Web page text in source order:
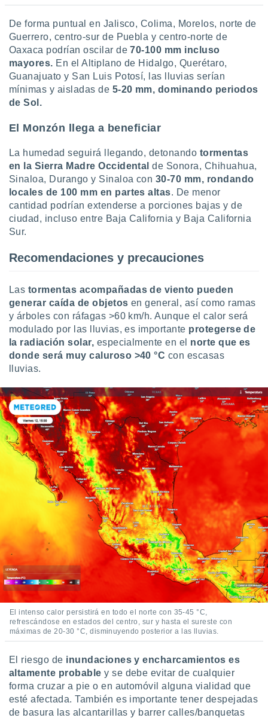
De forma puntual en Jalisco, Colima, Morelos, norte de
Guerrero, centro-sur de Puebla y centro-norte de
Oaxaca podrían oscilar de 70-100 mm incluso
mayores. En el Altiplano de Hidalgo, Querétaro,
Guanajuato y San Luis Potosí, las lluvias serían
mínimas y aisladas de 5-20 mm, dominando periodos
de Sol.
El Monzón llega a beneficiar
La humedad seguirá llegando, detonando tormentas
en la Sierra Madre Occidental de Sonora, Chihuahua,
Sinaloa, Durango y Sinaloa con 30-70 mm, rondando
locales de 100 mm en partes altas. De menor
cantidad podrían extenderse a porciones bajas y de
ciudad, incluso entre Baja California y Baja California
Sur.
Recomendaciones y precauciones
Las tormentas acompañadas de viento pueden
generar caída de objetos en general, así como ramas
y árboles con ráfagas >60 km/h. Aunque el calor será
modulado por las lluvias, es importante protegerse de
la radiación solar, especialmente en el norte que es
donde será muy caluroso >40 °C con escasas
lluvias.
El intenso calor persistirá en todo el norte con 35-45 °C,
refrescándose en estados del centro, sur y hasta el sureste con
máximas de 20-30 °C, disminuyendo posterior a las lluvias.
El riesgo de inundaciones y encharcamientos es
altamente probabley se debe evitar de cualquier
forma cruzar a pie o en automóvil alguna vialidad que
esté afectada. También es importante tener despejadas
de basura las alcantarillas y barrer calles/banquetas